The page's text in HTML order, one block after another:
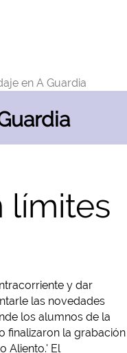
en A Guardia
límites
y dar
las novedades
los alumnos de la
finalizaron la grabación
Aliento.' El